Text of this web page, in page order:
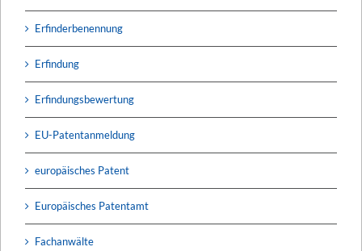
Erfinderbenennung
Erfindung
Erfindungsbewertung
EU-Patentanmeldung
europäisches Patent
Europäisches Patentamt
Fachanwälte